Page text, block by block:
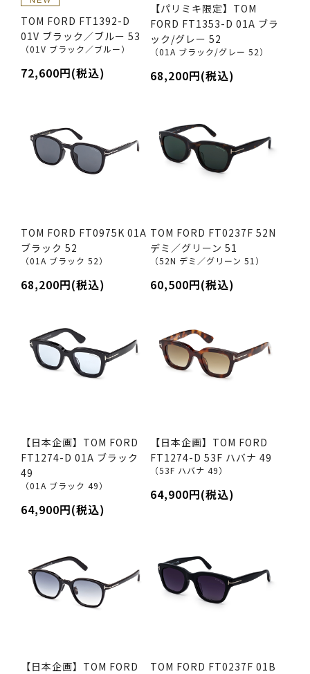
TOM FORD FT1392-D
01V ブラック／ブルー 53
（01V ブラック／ブルー）
72,600円(税込)
【パリミキ限定】TOM
FORD FT1353-D 01A ブラ
ック/グレー 52
（01A ブラック/グレー 52）
68,200円(税込)
TOM FORD FT0975K 01A
ブラック 52
（01A ブラック 52）
68,200円(税込)
TOM FORD FT0237F 52N
デミ／グリーン 51
（52N デミ／グリーン 51）
60,500円(税込)
【日本企画】TOM FORD
FT1274-D 01A ブラック
49
（01A ブラック 49）
64,900円(税込)
【日本企画】TOM FORD
FT1274-D 53F ハバナ 49
（53F ハバナ 49）
64,900円(税込)
【日本企画】TOM FORD
TOM FORD FT0237F 01B